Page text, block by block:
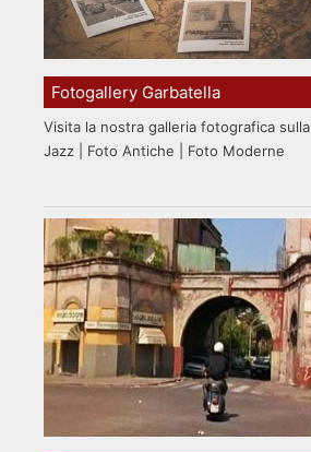
Fotogallery Garbatella
Visita la nostra galleria fotografica
Jazz | Foto Antiche | Foto Moderne